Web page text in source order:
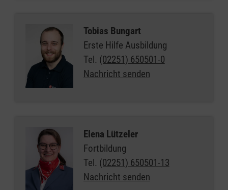
Tobias Bungart
Erste Hilfe Ausbildung
Tel. (02251) 650501-0
Nachricht senden
Elena Lützeler
Fortbildung
Tel. (02251) 650501-13
Nachricht senden